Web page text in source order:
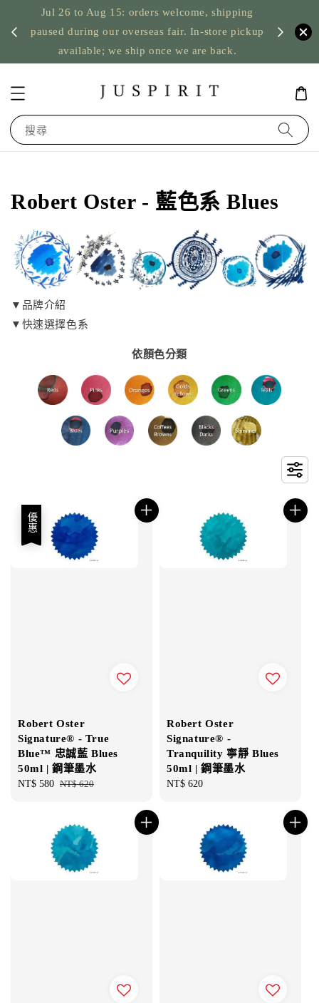
Jul 26 to Aug 15: orders welcome, shipping
paused during our overseas fair. In-store pickup
available; we ship once we are back.
US
搜尋
Robert Oster - 藍色系 Blues
▼品牌介紹
▼快速選擇色系
依顏色分類
優惠
Robert Oster
Signature® - True
Blue™ 忠誠藍 Blues
50ml | 鋼筆墨水
Sale
NT$ 580 Regular
NT$ 620
Robert Oster
Signature® -
Tranquility 寧靜 Blues
50ml | 鋼筆墨水
Regular
NT$ 620